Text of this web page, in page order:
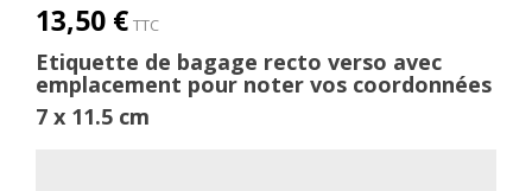
13,50 € TTC
Etiquette de bagage recto verso avec
emplacement pour noter vos coordonnées
7 x 11.5 cm